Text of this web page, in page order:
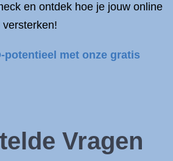
en ontdek hoe je jouw online
potentieel met onze gratis
Vragen